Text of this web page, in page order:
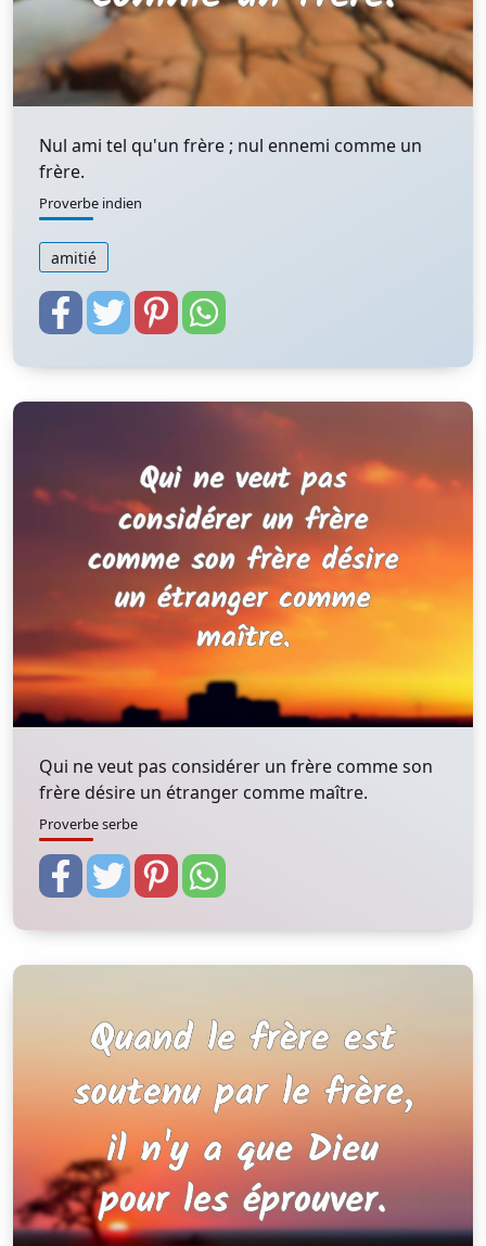
Nul ami tel qu'un frère ; nul ennemi comme un
frère.
Proverbe indien
amitié
Qui ne veut pas considérer un frère comme son
frère désire un étranger comme maître.
Proverbe serbe